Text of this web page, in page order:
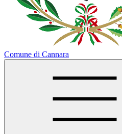
Comune di Cannara